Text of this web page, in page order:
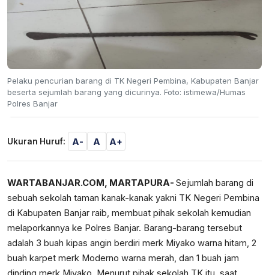
Pelaku pencurian barang di TK Negeri Pembina, Kabupaten Banjar
beserta sejumlah barang yang dicurinya. Foto: istimewa/Humas
Polres Banjar
Ukuran Huruf: A- A A+
WARTABANJAR.COM, MARTAPURA- Sejumlah barang di
sebuah sekolah taman kanak-kanak yakni TK Negeri Pembina
di Kabupaten Banjar raib, membuat pihak sekolah kemudian
melaporkannya ke Polres Banjar. Barang-barang tersebut
adalah 3 buah kipas angin berdiri merk Miyako warna hitam, 2
buah karpet merk Moderno warna merah, dan 1 buah jam